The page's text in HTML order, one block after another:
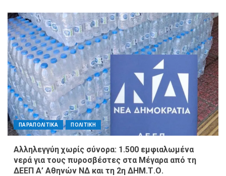
ΠΑΡΑΠΟΛΙΤΙΚΑ ΠΟΛΙΤΙΚΗ
Αλληλεγγύη χωρίς σύνορα: 1.500 εμφιαλωμένα
νερά για τους πυροσβέστες στα Μέγαρα από τη
ΔΕΕΠ Α’ Αθηνών ΝΔ και τη 2η ΔΗΜ.Τ.Ο.